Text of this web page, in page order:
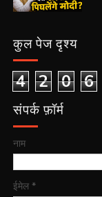
कुल पेज दृश्य
4 2 0 6
संपर्क फ़ॉर्म
नाम
ईमेल *